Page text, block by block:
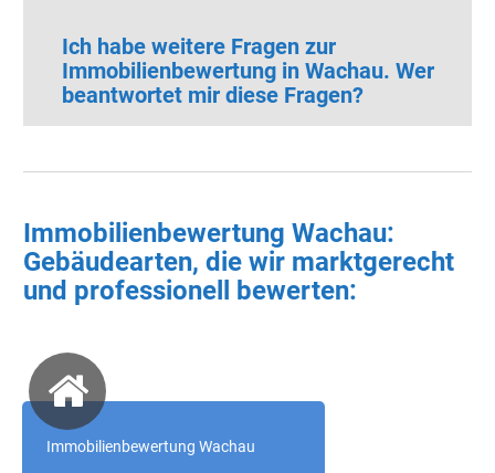
Ich habe weitere Fragen zur
Immobilienbewertung in Wachau. Wer
beantwortet mir diese Fragen?
Immobilienbewertung Wachau:
Gebäudearten, die wir marktgerecht
und professionell bewerten:
Immobilienbewertung Wachau